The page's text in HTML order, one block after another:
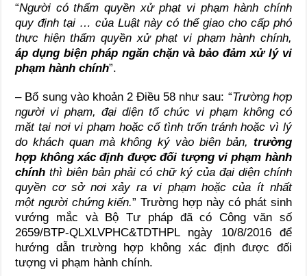
“Người có thẩm quyền xử phạt vi phạm hành chính
quy định tại … của Luật này có thể giao cho cấp phó
thực hiện thẩm quyền xử phạt vi phạm hành chính,
áp dụng biện pháp ngăn chặn và bảo đảm xử lý vi
phạm hành chính”.
– Bổ sung vào khoản 2 Điều 58 như sau: “Trường hợp
người vi phạm, đại diện tổ chức vi phạm không có
mặt tại nơi vi phạm hoặc cố tình trốn tránh hoặc vì lý
do khách quan mà không ký vào biên bản, trường
hợp không xác định được đối tượng vi phạm hành
chính thì biên bản phải có chữ ký của đại diện chính
quyền cơ sở nơi xảy ra vi phạm hoặc của ít nhất
một người chứng kiến.” Trường hợp này có phát sinh
vướng mắc và Bộ Tư pháp đã có Công văn số
2659/BTP-QLXLVPHC&TDTHPL ngày 10/8/2016 để
hướng dẫn trường hợp không xác định được đối
tượng vi phạm hành chính.